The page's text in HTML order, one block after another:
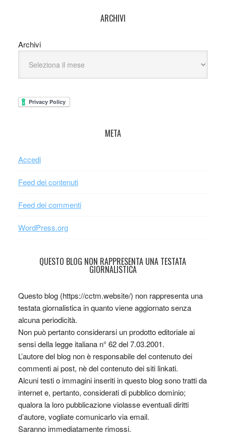
ARCHIVI
Archivi
META
Accedi
Feed dei contenuti
Feed dei commenti
WordPress.org
QUESTO BLOG NON RAPPRESENTA UNA TESTATA
GIORNALISTICA
Questo blog (https://cctm.website/) non rappresenta una
testata giornalistica in quanto viene aggiornato senza
alcuna periodicità.
Non può pertanto considerarsi un prodotto editoriale ai
sensi della legge italiana n° 62 del 7.03.2001.
L’autore del blog non è responsabile del contenuto dei
commenti ai post, nè del contenuto dei siti linkati.
Alcuni testi o immagini inseriti in questo blog sono tratti da
internet e, pertanto, considerati di pubblico dominio;
qualora la loro pubblicazione violasse eventuali diritti
d’autore, vogliate comunicarlo via email.
Saranno immediatamente rimossi.